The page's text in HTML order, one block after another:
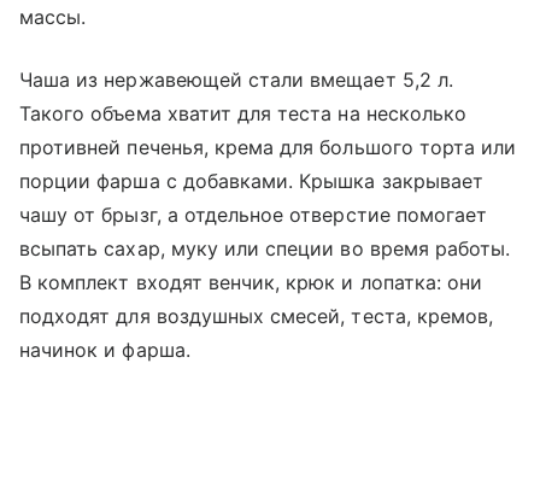
массы.
Чаша из нержавеющей стали вмещает 5,2 л.
Такого объема хватит для теста на несколько
противней печенья, крема для большого торта или
порции фарша с добавками. Крышка закрывает
чашу от брызг, а отдельное отверстие помогает
всыпать сахар, муку или специи во время работы.
В комплект входят венчик, крюк и лопатка: они
подходят для воздушных смесей, теста, кремов,
начинок и фарша.